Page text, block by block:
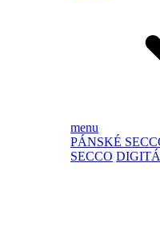
menu
PÁNSKÉ
SECCO